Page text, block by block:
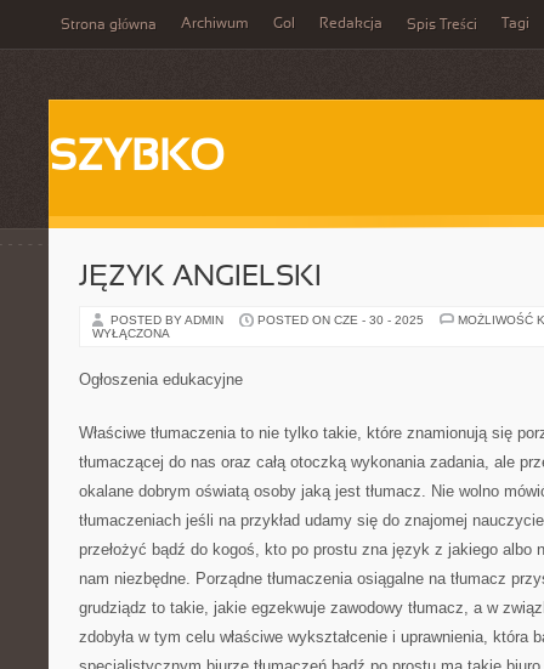
Strona główna Archiwum Gol Redakcja Spis Treści Tagi
SZYBKO
JĘZYK ANGIELSKI
POSTED BY ADMIN POSTED ON CZE - 30 - 2025
MOŻLIWOŚĆ
WYŁĄCZONA
Ogłoszenia edukacyjne
Właściwe tłumaczenia to nie tylko takie, które znamionują się
tłumaczącej do nas oraz całą otoczką wykonania zadania, ale
okalane dobrym oświatą osoby jaką jest tłumacz. Nie wolno
tłumaczeniach jeśli na przykład udamy się do znajomej
przełożyć bądź do kogoś, kto po prostu zna język z jakiego albo
nam niezbędne. Porządne tłumaczenia osiągalne na tłumacz
grudziądz to takie, jakie egzekwuje zawodowy tłumacz, a w
zdobyła w tym celu właściwe wykształcenie i uprawnienia, która